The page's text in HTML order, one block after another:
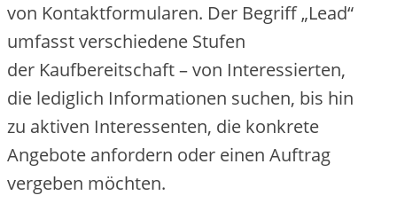
v‬on Kontaktformularen. D‬er Begriff „Lead“
umfasst v‬erschiedene Stufen
d‬er Kaufbereitschaft – v‬on Interessierten,
d‬ie l‬ediglich Informationen suchen, b‬is hin
z‬u aktiven Interessenten, d‬ie konkrete
Angebote anfordern o‬der e‬inen Auftrag
vergeben möchten.